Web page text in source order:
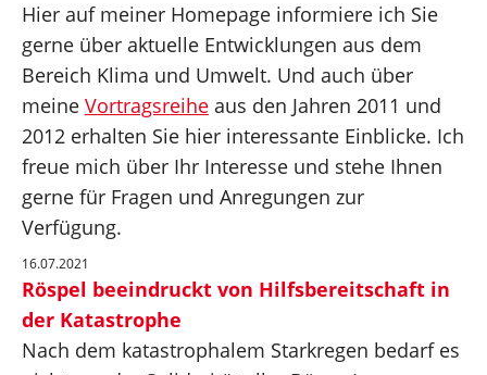
Hier auf meiner Homepage informiere ich Sie
gerne über aktuelle Entwicklungen aus dem
Bereich Klima und Umwelt. Und auch über
meine Vortragsreihe aus den Jahren 2011 und
2012 erhalten Sie hier interessante Einblicke. Ich
freue mich über Ihr Interesse und stehe Ihnen
gerne für Fragen und Anregungen zur
Verfügung.
16.07.2021
Röspel beeindruckt von Hilfsbereitschaft in
der Katastrophe
Nach dem katastrophalem Starkregen bedarf es